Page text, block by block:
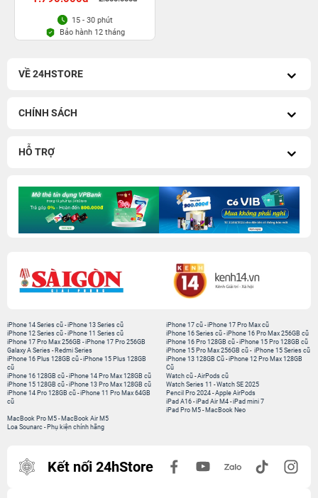
15 - 30 phút
Bảo hành 12 tháng
VỀ 24HSTORE
CHÍNH SÁCH
HỖ TRỢ
iPhone 14 Series cũ -iPhone 13 Series cũ
iPhone 12 Series cũ -iPhone 11 Series cũ
iPhone 17 Pro Max 256GB -iPhone 17 Pro 256GB
Galaxy A Series - Redmi Series
iPhone 17 cũ -iPhone 17 Pro Max cũ
iPhone 16 Series cũ - iPhone 16 Pro Max 256GB cũ
iPhone 16 Pro 128GB cũ -iPhone 15 Pro 128GB cũ
iPhone 15 Pro Max 256GB cũ - iPhone 15 Series cũ
iPhone 16 Plus 128GB cũ -iPhone 15 Plus 128GB
cũ
iPhone 16 128GB cũ -iPhone 14 Pro Max 128GB cũ
iPhone 15 128GB cũ -iPhone 13 Pro Max 128GB cũ
iPhone 14 Pro 128GB cũ -iPhone 11 Pro Max 64GB
cũ
iPhone 13 128GB Cũ -iPhone 12 Pro Max 128GB
Cũ
Watch cũ -AirPods cũ
Watch Series 11 -Watch SE 2025
Pencil Pro 2024 -Apple AirPods
iPad A16 -iPad Air M4 -iPad mini 7
iPad Pro M5 - MacBook Neo
MacBook Pro M5 - MacBook Air M5
Loa Sounarc - Phụ kiện chính hãng
Kết nối 24hStore